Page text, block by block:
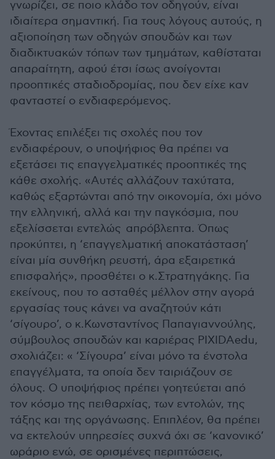
γνωρίζει, σε ποιο κλάδο τον οδηγούν, είναι
ιδιαίτερα σημαντική. Για τους λόγους αυτούς, η
αξιοποίηση των οδηγών σπουδών και των
διαδικτυακών τόπων των τμημάτων, καθίσταται
απαραίτητη, αφού έτσι ίσως ανοίγονται
προοπτικές σταδιοδρομίας, που δεν είχε καν
φανταστεί ο ενδιαφερόμενος.
Έχοντας επιλέξει τις σχολές που τον
ενδιαφέρουν, ο υποψήφιος θα πρέπει να
εξετάσει τις επαγγελματικές προοπτικές της
κάθε σχολής. «Αυτές αλλάζουν ταχύτατα,
καθώς εξαρτώνται από την οικονομία, όχι μόνο
την ελληνική, αλλά και την παγκόσμια, που
εξελίσσεται εντελώς απρόβλεπτα. Όπως
προκύπτει, η ‘επαγγελματική αποκατάσταση’
είναι μία συνθήκη ρευστή, άρα εξαιρετικά
επισφαλής», προσθέτει ο κ.Στρατηγάκης. Για
εκείνους, που το ασταθές μέλλον στην αγορά
εργασίας τους κάνει να αναζητούν κάτι
‘σίγουρο’, ο κ.Κωνσταντίνος Παπαγιαννούλης,
σύμβουλος σπουδών και καριέρας PIXIDAedu,
σχολιάζει: « ‘Σίγουρα’ είναι μόνο τα ένστολα
επαγγέλματα, τα οποία δεν ταιριάζουν σε
όλους. Ο υποψήφιος πρέπει γοητεύεται από
τον κόσμο της πειθαρχίας, των εντολών, της
τάξης και της οργάνωσης. Επιπλέον, θα πρέπει
να εκτελούν υπηρεσίες συχνά όχι σε ‘κανονικό’
ωράριο ενώ, σε ορισμένες περιπτώσεις,